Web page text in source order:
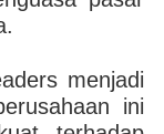
menjadi
ini